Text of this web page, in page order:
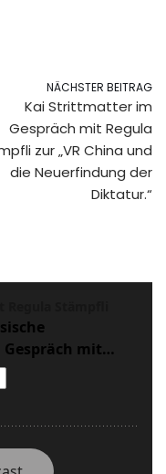
NÄCHSTER BEITRAG
Kai Strittmatter im
Gespräch mit Regula
zur „VR China und
die Neuerfindung der
Diktatur.“